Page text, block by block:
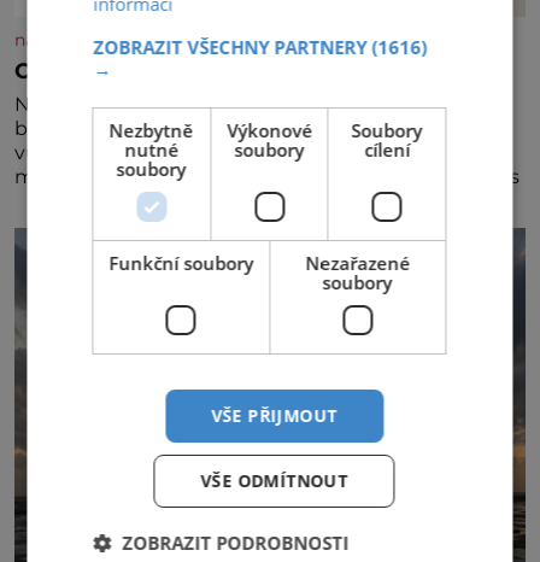
nasehvezdy.cz
Osamělá herečka Syslová všechno vzdala?
Nedávno se povídalo, že má Dana Syslová (80)
blízkého přítele, který je jí oporou. Ale je to ještě
vůbec pravda? V posledních dnech čím dál častěji
mluví o svém odchodu. Dohnala ji snad samota? Půs
ZOBRAZIT VŠECHNY PARTNERY(1616)
→
Nezbytně
nutné
soubory
Výkonové
soubory
Soubory
cílení
Funkční soubory
Nezařazené
soubory
VŠE PŘIJMOUT
VŠE ODMÍTNOUT
ZOBRAZIT PODROBNOSTI